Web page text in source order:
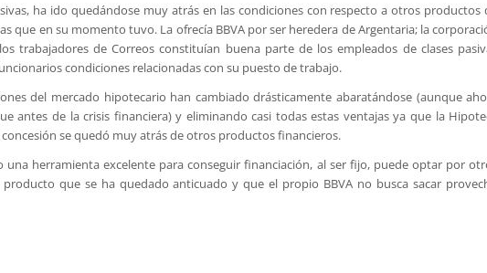
ha ido quedándose muy atrás en las condiciones con respecto a otros productos
que en su momento tuvo. La ofrecía BBVA por ser heredera de Argentaria; la
trabajadores de Correos constituían buena parte de los empleados de clases
condiciones relacionadas con su puesto de trabajo.
del mercado hipotecario han cambiado drásticamente abaratándose (aunque
antes de la crisis financiera) y eliminando casi todas estas ventajas ya que la
se quedó muy atrás de otros productos financieros.
herramienta excelente para conseguir financiación, al ser fijo, puede optar por
que se ha quedado anticuado y que el propio BBVA no busca sacar